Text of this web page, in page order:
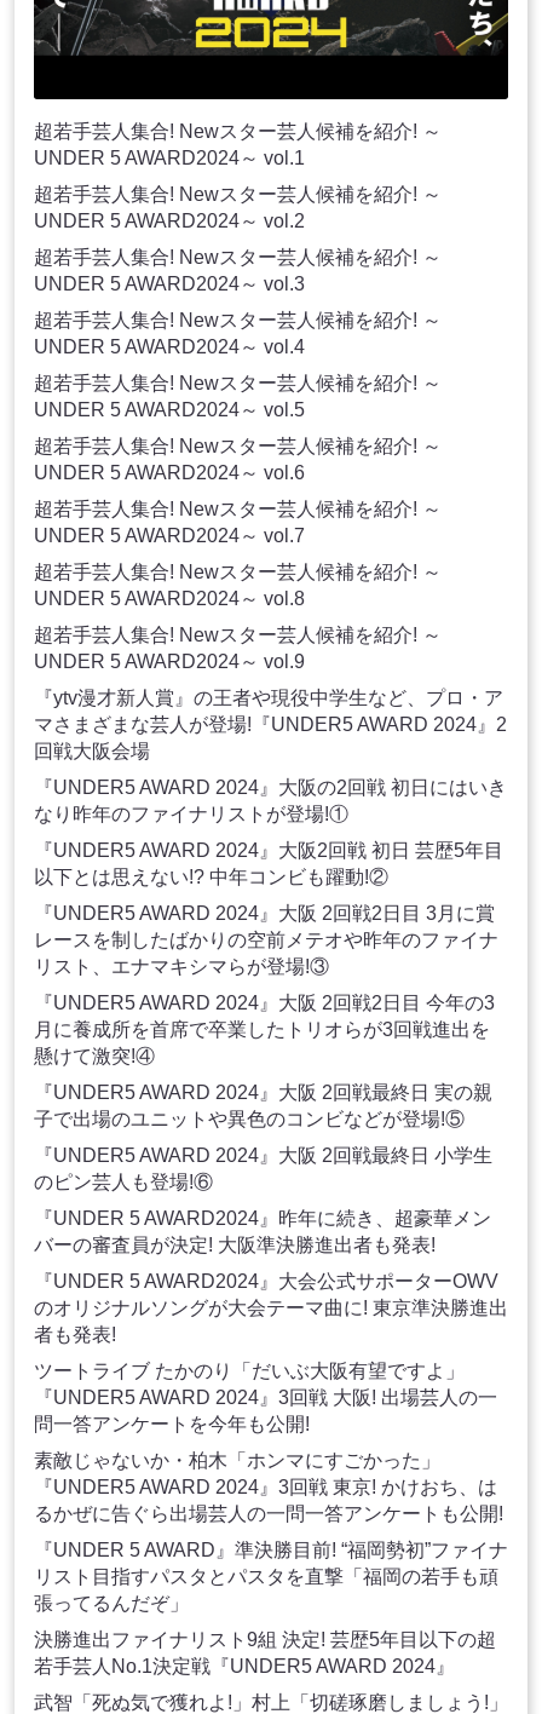
超若手芸人集合! Newスター芸人候補を紹介! ～
UNDER 5 AWARD2024～ vol.1
超若手芸人集合! Newスター芸人候補を紹介! ～
UNDER 5 AWARD2024～ vol.2
超若手芸人集合! Newスター芸人候補を紹介! ～
UNDER 5 AWARD2024～ vol.3
超若手芸人集合! Newスター芸人候補を紹介! ～
UNDER 5 AWARD2024～ vol.4
超若手芸人集合! Newスター芸人候補を紹介! ～
UNDER 5 AWARD2024～ vol.5
超若手芸人集合! Newスター芸人候補を紹介! ～
UNDER 5 AWARD2024～ vol.6
超若手芸人集合! Newスター芸人候補を紹介! ～
UNDER 5 AWARD2024～ vol.7
超若手芸人集合! Newスター芸人候補を紹介! ～
UNDER 5 AWARD2024～ vol.8
超若手芸人集合! Newスター芸人候補を紹介! ～
UNDER 5 AWARD2024～ vol.9
『ytv漫才新人賞』の王者や現役中学生など、プロ・ア
マさまざまな芸人が登場!『UNDER5 AWARD 2024』2
回戦大阪会場
『UNDER5 AWARD 2024』大阪の2回戦 初日にはいき
なり昨年のファイナリストが登場!①
『UNDER5 AWARD 2024』大阪2回戦 初日 芸歴5年目
以下とは思えない!? 中年コンビも躍動!②
『UNDER5 AWARD 2024』大阪 2回戦2日目 3月に賞
レースを制したばかりの空前メテオや昨年のファイナ
リスト、エナマキシマらが登場!③
『UNDER5 AWARD 2024』大阪 2回戦2日目 今年の3
月に養成所を首席で卒業したトリオらが3回戦進出を
懸けて激突!④
『UNDER5 AWARD 2024』大阪 2回戦最終日 実の親
子で出場のユニットや異色のコンビなどが登場!⑤
『UNDER5 AWARD 2024』大阪 2回戦最終日 小学生
のピン芸人も登場!⑥
『UNDER 5 AWARD2024』昨年に続き、超豪華メン
バーの審査員が決定! 大阪準決勝進出者も発表!
『UNDER 5 AWARD2024』大会公式サポーターOWV
のオリジナルソングが大会テーマ曲に! 東京準決勝進出
者も発表!
ツートライブ たかのり「だいぶ大阪有望ですよ」
『UNDER5 AWARD 2024』3回戦 大阪! 出場芸人の一
問一答アンケートを今年も公開!
素敵じゃないか・柏木「ホンマにすごかった」
『UNDER5 AWARD 2024』3回戦 東京! かけおち、は
るかぜに告ぐら出場芸人の一問一答アンケートも公開!
『UNDER 5 AWARD』準決勝目前! “福岡勢初”ファイナ
リスト目指すパスタとパスタを直撃「福岡の若手も頑
張ってるんだぞ」
決勝進出ファイナリスト9組 決定! 芸歴5年目以下の超
若手芸人No.1決定戦『UNDER5 AWARD 2024』
武智「死ぬ気で獲れよ!」村上「切磋琢磨しましょう!」